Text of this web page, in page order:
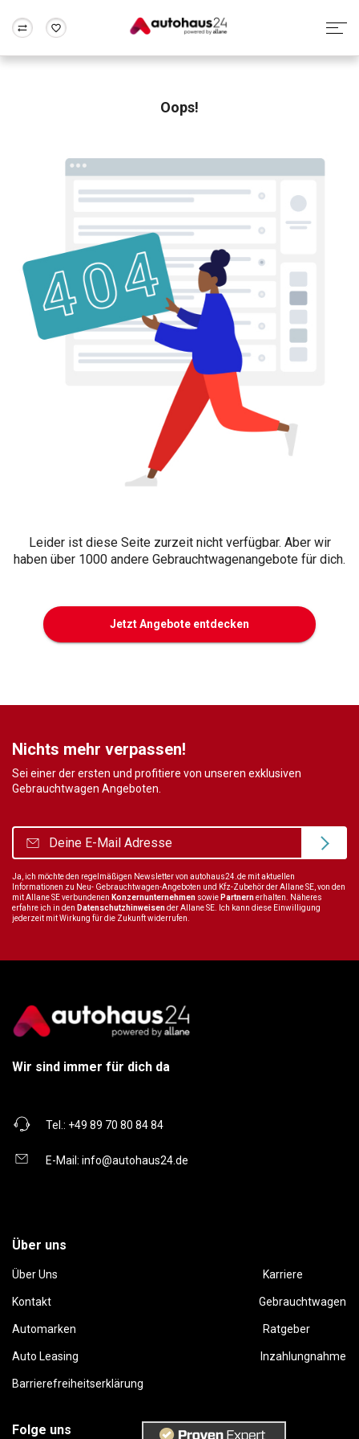
Rund um die Inzahlungnahme
Oops!
Leider ist diese Seite zurzeit nicht verfügbar. Aber wir
haben über 1000 andere Gebrauchtwagenangebote für dich.
Jetzt Angebote entdecken
Nichts mehr verpassen!
Sei einer der ersten und profitiere von unseren exklusiven
Gebrauchtwagen Angeboten.
Ja, ich möchte den regelmäßigen Newsletter von autohaus24.de mit aktuellen
Informationen zu Neu- Gebrauchtwagen-Angeboten und Kfz-Zubehör der Allane SE, von den
mit Allane SE verbundenen Konzernunternehmen sowie Partnernerhalten. Näheres
erfahre ich in den Datenschutzhinweisender Allane SE. Ich kann diese Einwilligung
jederzeit mit Wirkung für die Zukunft widerrufen.
Wir sind immer für dich da
Tel.: +49 89 70 80 84 84
E-Mail: info@autohaus24.de
Über uns
Über Uns Karriere
Kontakt Gebrauchtwagen
Automarken Ratgeber
Auto Leasing Inzahlungnahme
Barrierefreiheitserklärung
Folge uns